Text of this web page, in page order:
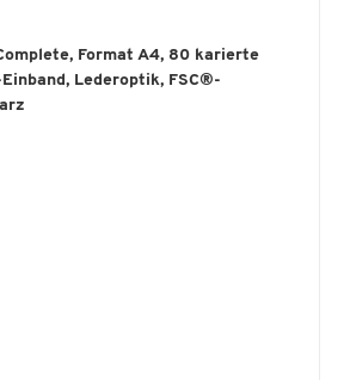
Format A4, 80 karierte
Lederoptik, FSC®-